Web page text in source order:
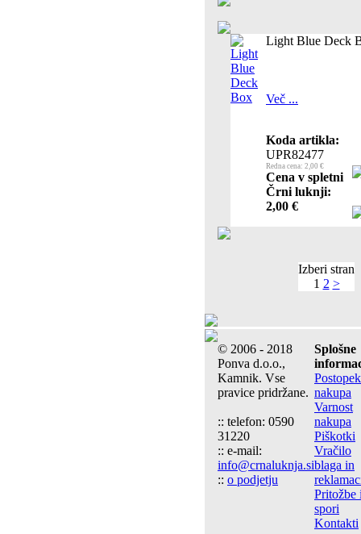
Light Blue Deck
Več ...
Koda artikla:
UPR82477
Redna cena: 2,00 €
Cena v spletni
Črni luknji:
2,00 €
Izberi stran
1 2 >
© 2006 - 2018
Ponva d.o.o.,
Kamnik. Vse
pravice pridržane.
:: telefon: 0590
31220
:: e-mail:
info@crnaluknja.si
:: o podjetju
Splošne
Postopek
nakupa
Varnost
nakupa
Piškotki
Vračilo
blaga in
Pritožbe
spori
Kontakti